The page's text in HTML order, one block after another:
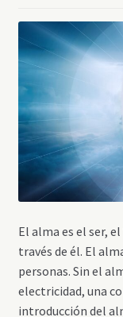
El alma es el ser,
través de él. El
personas. Sin el
electricidad, una
introducción del